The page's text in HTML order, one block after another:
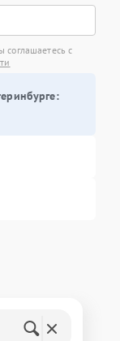
соглашаетесь с